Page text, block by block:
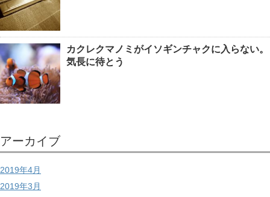
カクレクマノミがイソギンチャクに入らない。
気長に待とう
アーカイブ
2019年4月
2019年3月